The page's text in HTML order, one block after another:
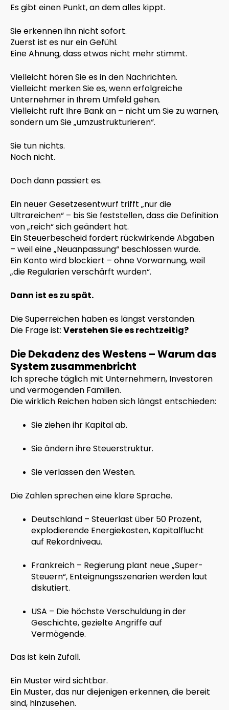
Es gibt einen Punkt, an dem alles kippt.
Sie erkennen ihn nicht sofort.
Zuerst ist es nur ein Gefühl.
Eine Ahnung, dass etwas nicht mehr stimmt.
Vielleicht hören Sie es in den Nachrichten.
Vielleicht merken Sie es, wenn erfolgreiche
Unternehmer in Ihrem Umfeld gehen.
Vielleicht ruft Ihre Bank an – nicht um Sie zu warnen,
sondern um Sie „umzustrukturieren“.
Sie tun nichts.
Noch nicht.
Doch dann passiert es.
Ein neuer Gesetzesentwurf trifft „nur die
Ultrareichen“ – bis Sie feststellen, dass die Definition
von „reich“ sich geändert hat.
Ein Steuerbescheid fordert rückwirkende Abgaben
– weil eine „Neuanpassung“ beschlossen wurde.
Ein Konto wird blockiert – ohne Vorwarnung, weil
„die Regularien verschärft wurden“.
Dann ist es zu spät.
Die Superreichen haben es längst verstanden.
Die Frage ist: Verstehen Sie es rechtzeitig?
Die Dekadenz des Westens – Warum das
System zusammenbricht
Ich spreche täglich mit Unternehmern, Investoren
und vermögenden Familien.
Die wirklich Reichen haben sich längst entschieden:
Sie ziehen ihr Kapital ab.
Sie ändern ihre Steuerstruktur.
Sie verlassen den Westen.
Die Zahlen sprechen eine klare Sprache.
Deutschland – Steuerlast über 50 Prozent,
explodierende Energiekosten, Kapitalflucht
auf Rekordniveau.
Frankreich – Regierung plant neue „Super-
Steuern“, Enteignungsszenarien werden laut
diskutiert.
USA – Die höchste Verschuldung in der
Geschichte, gezielte Angriffe auf
Vermögende.
Das ist kein Zufall.
Ein Muster wird sichtbar.
Ein Muster, das nur diejenigen erkennen, die bereit
sind, hinzusehen.